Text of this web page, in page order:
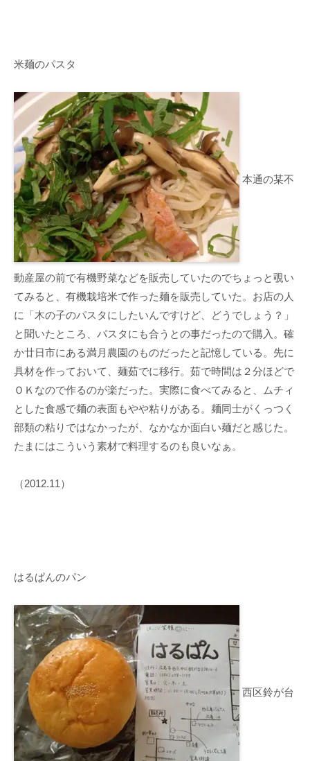
米麺のパスタ
本通の某不
動産屋の前で有機野菜などを販売していたのでちょっと覗い
てみると、有機栽培米で作った麺を販売していた。お店の人
に「木の子のパスタにしたいんですけど、どうでしょう？」
と聞いたところ、パスタにも合うとの事だったので購入。確
か廿日市にある満月農園のものだったと記憶している。先に
具材を作っておいて、麺茹でに移行。茹で時間は２分ほどで
ＯＫなので作るのが楽だった。実際に食べてみると、ムチィ
とした食感で麺の表面もやや粘りがある。麺同士がくっつく
部類の粘りではなかったが、なかなか面白い麺だと感じた。
たまにはこういう素材で料理するのも良いなぁ。
（2012.11）
はるぱんのパン
西区鈴が台